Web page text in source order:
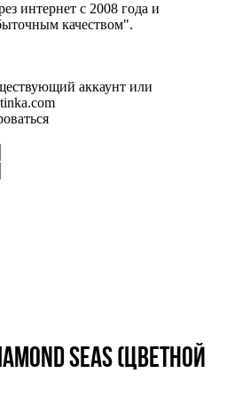
интернет c 2008 года и
качеством".
аккаунт или
Seas (цветной